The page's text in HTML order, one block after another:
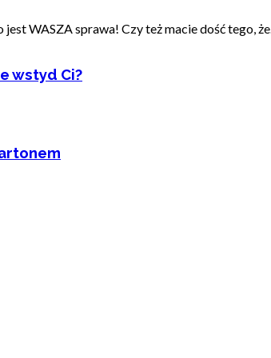
WASZA sprawa! Czy też macie dość tego, że...
wstyd Ci?